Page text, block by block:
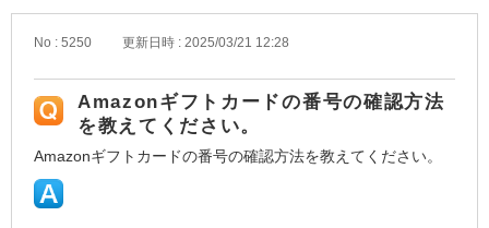
No : 5250 更新日時 : 2025/03/21 12:28
Amazonギフトカードの番号の確認方法
を教えてください。
Amazonギフトカードの番号の確認方法を教えてください。